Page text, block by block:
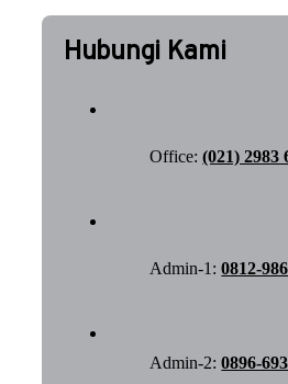
Hubungi Kami
Office:(021) 2983
Admin-1:0812-
Admin-2:0896-